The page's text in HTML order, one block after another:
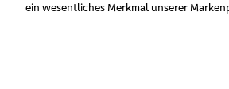
ein wesentliches Merkmal unserer